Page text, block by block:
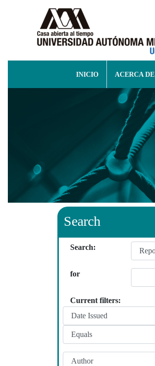
INICIO ACERCA DE
Search
Search:
for
Current filters: